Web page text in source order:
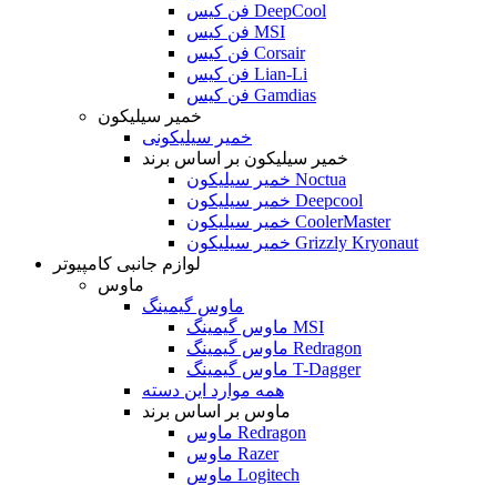
فن کیس DeepCool
فن کیس MSI
فن کیس Corsair
فن کیس Lian-Li
فن کیس Gamdias
خمیر سیلیکون
خمیر سیلیکونی
خمیر سیلیکون بر اساس برند
خمیر سیلیکون Noctua
خمیر سیلیکون Deepcool
خمیر سیلیکون CoolerMaster
خمیر سیلیکون Grizzly Kryonaut
لوازم جانبی کامپیوتر
ماوس
ماوس گیمینگ
ماوس گیمینگ MSI
ماوس گیمینگ Redragon
ماوس گیمینگ T-Dagger
همه موارد این دسته
ماوس بر اساس برند
ماوس Redragon
ماوس Razer
ماوس Logitech